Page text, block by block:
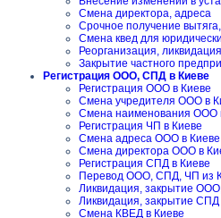
Смена директора, адреса
Срочное получение
Смена квед для
Реорганизация,
Закрытие частного
Регистрация ООО, СПД в Киеве
Регистрация ООО в Киеве
Смена учредителя ООО в
Смена наименования ООО
Регистрация ЧП в Киеве
Смена адреса ООО в Киеве
Смена директора ООО в
Регистрация СПД в Киеве
Перевод ООО, СПД, ЧП из
Ликвидация, закрытие
Ликвидация, закрытие СПД
Смена КВЕД в Киеве